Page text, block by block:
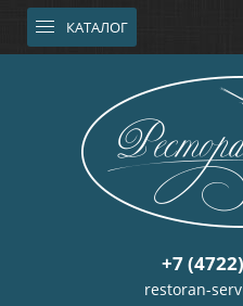
КАТАЛОГ
+7
restoran-